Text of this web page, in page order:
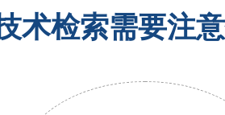
术检索需要注